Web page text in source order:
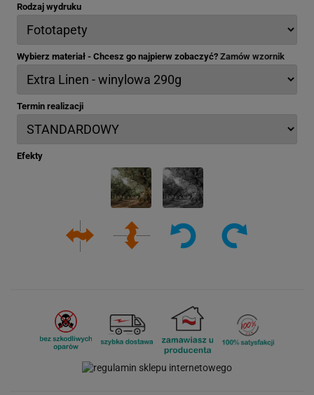
Rodzaj wydruku
Wybierz materiał - Chcesz go najpierw zobaczyć? Zamów wzornik
Termin realizacji
Efekty